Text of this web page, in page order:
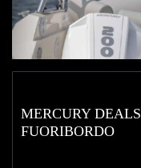
MERCURY
FUORIBORDO